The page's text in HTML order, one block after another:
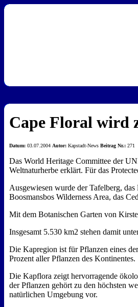
Cape Floral wird
Datum: 03.07.2004 Autor: Kapstadt-News Beitrag Nr.: 271
Das World Heritage Committee der
Weltnaturherbe erklärt. Für das
Ausgewiesen wurde der Tafelberg,
Boosmansbos Wilderness Area, das
Mit dem Botanischen Garten von
Insgesamt 5.530 km2 stehen damit
Die Kapregion ist für Pflanzen eines
Prozent aller Pflanzen des Kontinentes.
Die Kapflora zeigt hervorragende
der Pflanzen gehört zu den höchsten
natürlichen Umgebung vor.